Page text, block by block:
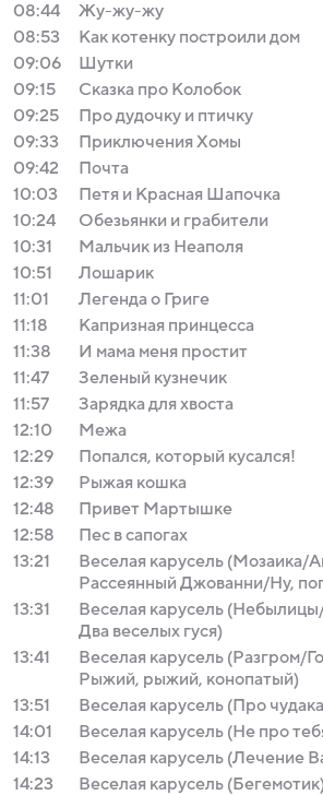
08:44
Жу-жу-жу
08:53
Как котенку построили дом
09:06
Шутки
09:15
Сказка про Колобок
09:25
Про дудочку и птичку
09:33
Приключения Хомы
09:42
Почта
10:03
Петя и Красная Шапочка
10:24
Обезьянки и грабители
10:31
Мальчик из Неаполя
10:51
Лошарик
11:01
Легенда о Григе
11:18
Капризная принцесса
11:38
И мама меня простит
11:47
Зеленый кузнечик
11:57
Зарядка для хвоста
12:10
Межа
12:29
Попался, который кусался!
12:39
Рыжая кошка
12:48
Привет Мартышке
12:58
Пес в сапогах
13:21
Веселая карусель (Мозаика/
Рассеянный Джованни/Ну,
13:31
Веселая карусель
Два веселых гуся)
13:41
Веселая карусель (Разгром/
Рыжий, рыжий, конопатый)
13:51
Веселая карусель (Про
14:01
Веселая карусель (Не про
14:13
Веселая карусель (Лечение
14:23
Веселая карусель